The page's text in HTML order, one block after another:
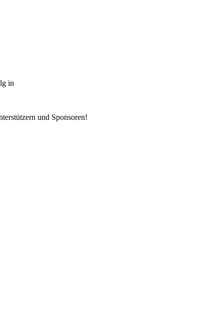
in
und Sponsoren!